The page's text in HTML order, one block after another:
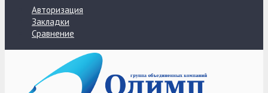
Авторизация
Закладки
Сравнение